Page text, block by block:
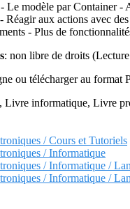
Le modèle par Container
Réagir aux actions avec
- Plus de
: non libre de droits
ou télécharger au format
Livre informatique, Livre
/ Cours et Tutoriels
/ Informatique
/ Informatique /
/ Informatique /